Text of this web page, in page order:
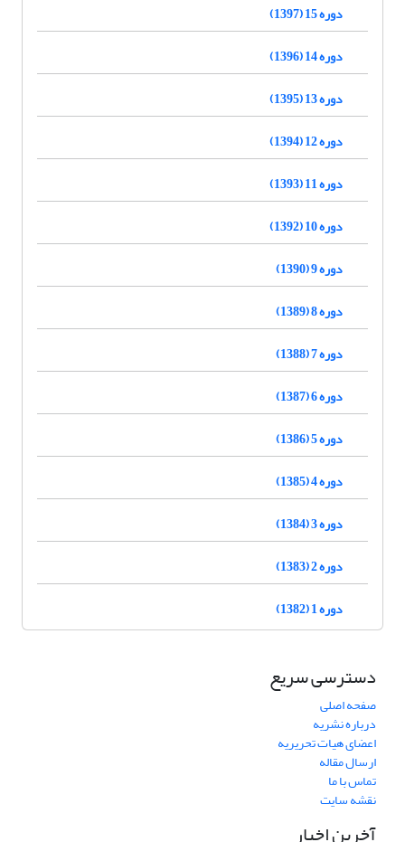
دوره 15 (1397)
دوره 14 (1396)
دوره 13 (1395)
دوره 12 (1394)
دوره 11 (1393)
دوره 10 (1392)
دوره 9 (1390)
دوره 8 (1389)
دوره 7 (1388)
دوره 6 (1387)
دوره 5 (1386)
دوره 4 (1385)
دوره 3 (1384)
دوره 2 (1383)
دوره 1 (1382)
دسترسی سریع
صفحه اصلی
درباره نشریه
اعضای هیات تحریریه
ارسال مقاله
تماس با ما
نقشه سایت
آخرین اخبار